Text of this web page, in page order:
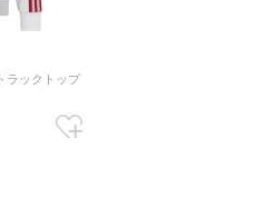
ラックトップ